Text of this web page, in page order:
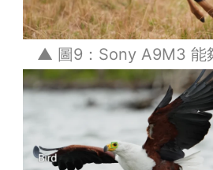
▲ 圖9：Sony A9M3 能